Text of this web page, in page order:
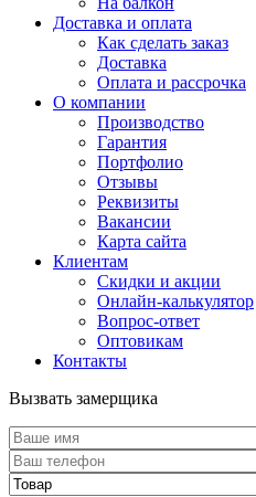
Доставка и оплата
Как сделать заказ
Доставка
Оплата и рассрочка
О компании
Производство
Гарантия
Портфолио
Отзывы
Реквизиты
Вакансии
Карта сайта
Клиентам
Скидки и акции
Онлайн-калькулятор
Вопрос-ответ
Оптовикам
Контакты
Вызвать замерщика